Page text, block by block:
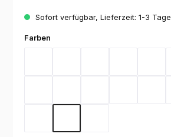
Sofort verfügbar, Lieferzeit: 1-3 Tage
Farben